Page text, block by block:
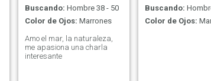
Buscando: Hombre 38 - 50
Color de Ojos: Marrones
Amo el mar, la naturaleza,
me apasiona una charla
interesante
Buscando:
Color de Ojos: